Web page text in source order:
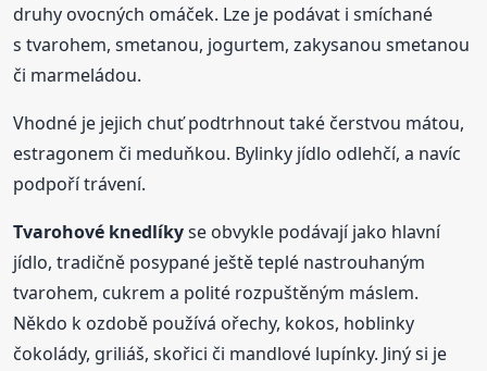
druhy ovocných omáček. Lze je podávat i smíchané
s tvarohem, smetanou, jogurtem, zakysanou smetanou
či marmeládou.
Vhodné je jejich chuť podtrhnout také čerstvou mátou,
estragonem či meduňkou. Bylinky jídlo odlehčí, a navíc
podpoří trávení.
Tvarohové knedlíkyse obvykle podávají jako hlavní
jídlo, tradičně posypané ještě teplé nastrouhaným
tvarohem, cukrem a polité rozpuštěným máslem.
Někdo k ozdobě používá ořechy, kokos, hoblinky
čokolády, griliáš, skořici či mandlové lupínky. Jiný si je